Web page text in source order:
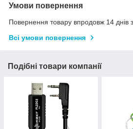
Умови повернення
Повернення товару впродовж 14 днів
Всі умови повернення
Подібні товари компанії